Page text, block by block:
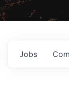
Jobs